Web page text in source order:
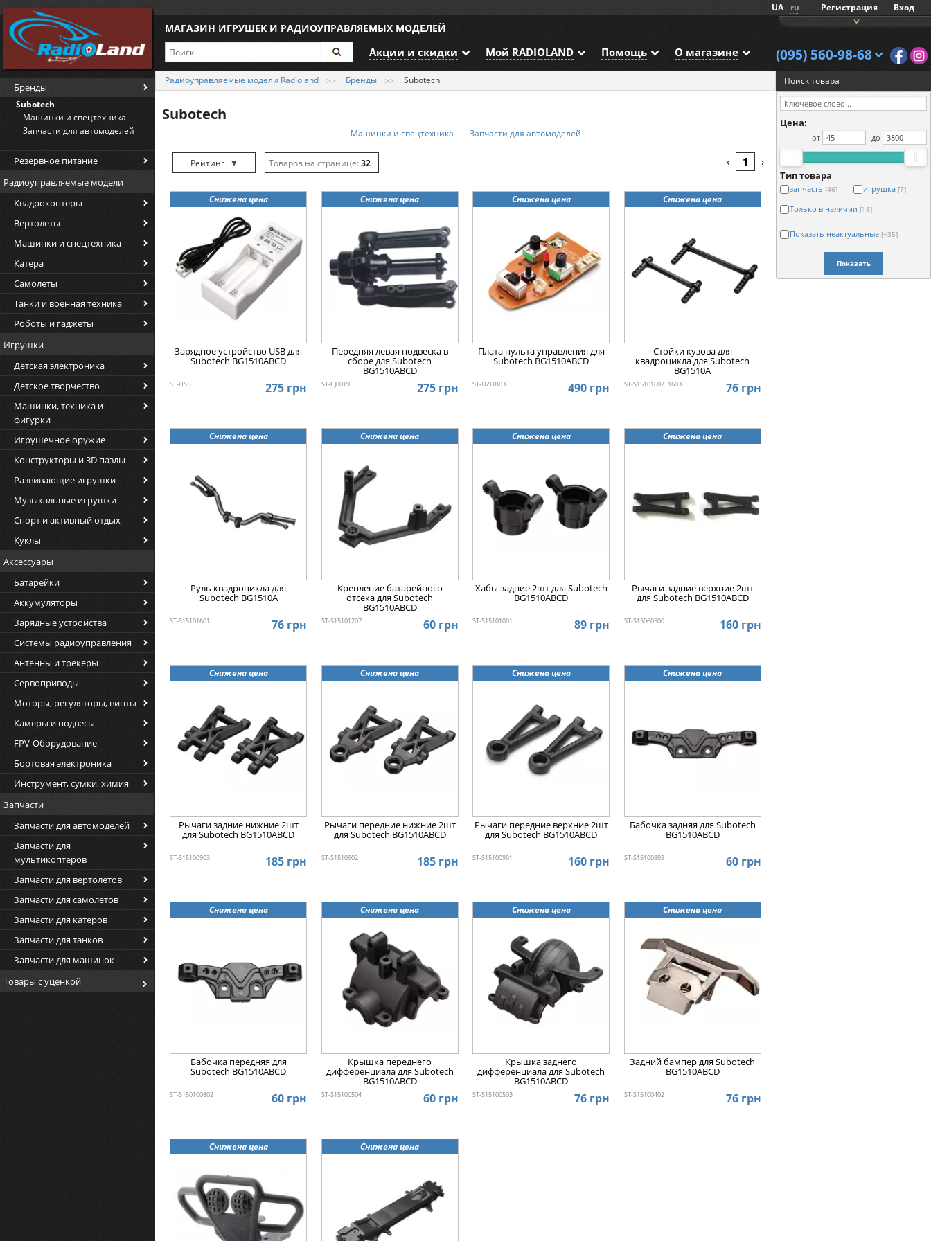
UA ru Регистрация Вход
МАГАЗИН ИГРУШЕК И РАДИОУПРАВЛЯЕМЫХ МОДЕЛЕЙ
Акции и скидки Мой RADIOLAND Помощь О магазине (095) 560-98-68
Бренды
Subotech
Машинки и спецтехника
Запчасти для автомоделей
Резервное питание
Радиоуправляемые модели
Квадрокоптеры
Вертолеты
Машинки и спецтехника
Катера
Самолеты
Танки и военная техника
Роботы и гаджеты
Игрушки
Детская электроника
Детское творчество
Машинки, техника и
фигурки
Игрушечное оружие
Конструкторы и 3D пазлы
Развивающие игрушки
Музыкальные игрушки
Спорт и активный отдых
Куклы
Аксессуары
Батарейки
Аккумуляторы
Зарядные устройства
Системы радиоуправления
Антенны и трекеры
Сервоприводы
Моторы, регуляторы, винты
Камеры и подвесы
FPV-Оборудование
Бортовая электроника
Инструмент, сумки, химия
Запчасти
Запчасти для автомоделей
Запчасти для
мультикоптеров
Запчасти для вертолетов
Запчасти для самолетов
Запчасти для катеров
Запчасти для танков
Запчасти для машинок
Товары с уценкой
Радиоуправляемые модели Radioland Бренды Subotech
Subotech
Машинки и спецтехника Запчасти для автомоделей
Рейтинг
▼
Дата ▲
▼
Цена ▲
Цена
▼
32
128
‹ 1 ›
Снижена цена
Зарядное устройство USB для
Subotech BG1510ABCD
ST-USB 275 грн
Снижена цена
Передняя левая подвеска в
сборе для Subotech
BG1510ABCD
ST-CJ0019 275 грн
Снижена цена
Плата пульта управления для
Subotech BG1510ABCD
ST-DZDB03 490 грн
Снижена цена
Стойки кузова для
квадроцикла для Subotech
BG1510A
ST-S15101602+1603 76 грн
Снижена цена
Руль квадроцикла для
Subotech BG1510A
ST-S15101601 76 грн
Снижена цена
Крепление батарейного
отсека для Subotech
BG1510ABCD
ST-S15101207 60 грн
Снижена цена
Хабы задние 2шт для Subotech
BG1510ABCD
ST-S15101001 89 грн
Снижена цена
Рычаги задние верхние 2шт
для Subotech BG1510ABCD
ST-S15060500 160 грн
Снижена цена
Рычаги задние нижние 2шт
для Subotech BG1510ABCD
ST-S15100903 185 грн
Снижена цена
Рычаги передние нижние 2шт
для Subotech BG1510ABCD
ST-S1510902 185 грн
Снижена цена
Рычаги передние верхние 2шт
для Subotech BG1510ABCD
ST-S15100901 160 грн
Снижена цена
Бабочка задняя для Subotech
BG1510ABCD
ST-S15100803 60 грн
Снижена цена
Бабочка передняя для
Subotech BG1510ABCD
ST-S150100802 60 грн
Снижена цена
Крышка переднего
дифференциала для Subotech
BG1510ABCD
ST-S15100504 60 грн
Снижена цена
Крышка заднего
дифференциала для Subotech
BG1510ABCD
ST-S15100503 76 грн
Снижена цена
Задний бампер для Subotech
BG1510ABCD
ST-S15100402 76 грн
Снижена цена Снижена цена
Поиск товара
Цена:
от до
Тип товара
запчасть [46] игрушка [7]
Только в наличии [18]
Показать неактуальные [+35]
Показать